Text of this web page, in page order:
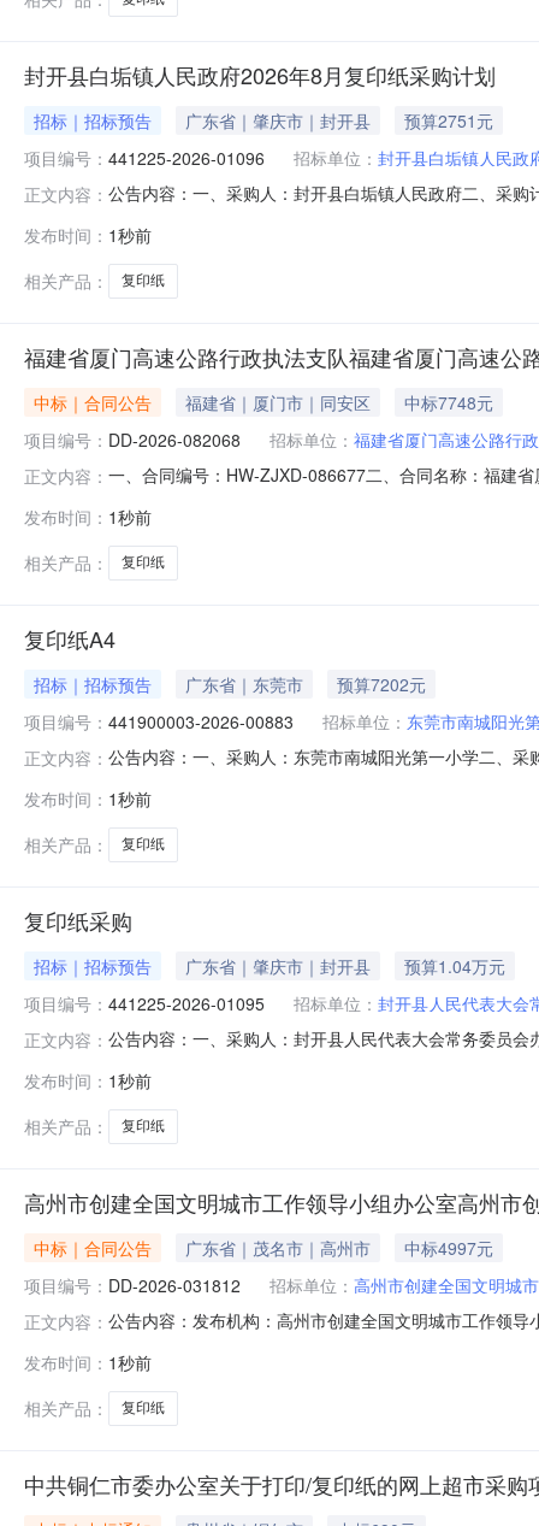
封开县白垢镇人民政府2026年8月复印纸采购计划
招标｜招标预告 广东省｜肇庆市｜封开县
预算2751元
项目编号： 441225-2026-01096 招标单位： 封开县白垢镇人民政
正文内容： 公告内容：一、采购人：封开县白垢镇人民政府二、采
间：2026-08-1016:00:02
发布时间： 1秒前
相关产品：
复印纸
福建省厦门高速公路行政执法支队福建省厦门高速
中标｜合同公告 福建省｜厦门市｜同安区
中标7748元
项目编号： DD-2026-082068 招标单位： 福建省厦门高速公路行
正文内容： 一、合同编号：HW-ZJXD-086677二、合同名称：福建
商(乙方)：福州科威信息技术有限公司地址：福州市马
发布时间： 1秒前
相关产品：
复印纸
复印纸A4
招标｜招标预告 广东省｜东莞市
预算7202元
项目编号： 441900003-2026-00883 招标单位： 东莞市南城阳光
正文内容： 公告内容：一、采购人：东莞市南城阳光第一小学二、
发布时间： 1秒前
相关产品：
复印纸
复印纸采购
招标｜招标预告 广东省｜肇庆市｜封开县
预算1.04万元
项目编号： 441225-2026-01095 招标单位： 封开县人民代表大会
正文内容： 公告内容：一、采购人：封开县人民代表大会常务委员
发布时间： 1秒前
相关产品：
复印纸
高州市创建全国文明城市工作领导小组办公室高州
中标｜合同公告 广东省｜茂名市｜高州市
中标4997元
项目编号： DD-2026-031812 招标单位： 高州市创建全国文明城
正文内容： 公告内容：发布机构：高州市创建全国文明城市工作领
国文明城市工作领导小组办公室地址：广东省茂名市高
发布时间： 1秒前
相关产品：
复印纸
中共铜仁市委办公室关于打印/复印纸的网上超市采购